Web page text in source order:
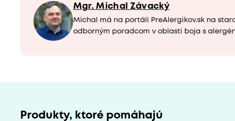
Mgr. Michal Závacký
Michal má na portáli PreAlergikov.sk na
odborným poradcom v oblasti boja s
Produkty, ktoré pomáhajú